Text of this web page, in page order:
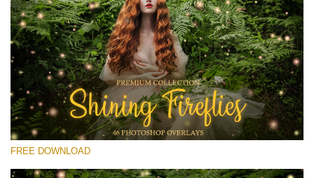
選んでください
FREE DOWNLOAD